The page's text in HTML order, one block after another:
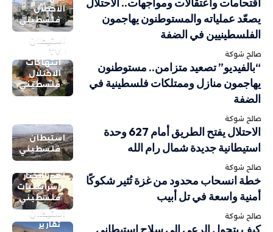
الاحتلال
فلسطيني
يصعّد عملياته والمستوطنون يهاجمون
الفلسطينيين في الضفة
صالح شوكة
استيطان
TV
انتهاكات
الاحتلال
فلسطيني
“بالفيديو” تصعيد متزامن.. مستوطنون
يهاجمون منازل وممتلكات فلسطينية في
الضفة
صالح شوكة
استيطان
فلسطيني
الاحتلال يفتح الطريق أمام 627 وحدة
استيطانية جديدة شمال رام الله
صالح شوكة
أهم الاخبار
إسرائيليات
فلسطيني
خطة انسحاب محدود من غزة تُثير شكوكًا
أمنية واسعة في تل أبيب
صالح شوكة
استيطان
تقارير
كيف يتحول الرعي إلى سلاح استيطاني